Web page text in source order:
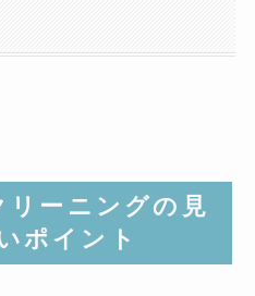
リーニングの見
ポイント